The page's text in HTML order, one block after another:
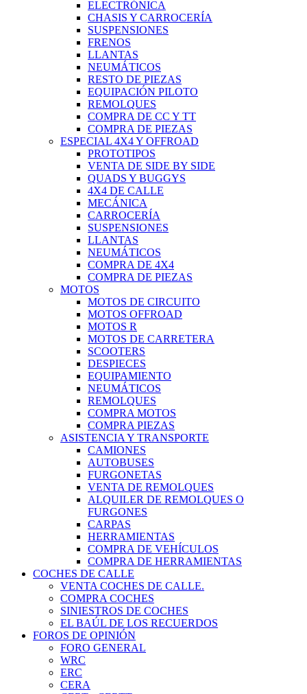
ELECTRÓNICA
CHASIS Y CARROCERÍA
SUSPENSIONES
FRENOS
LLANTAS
NEUMÁTICOS
RESTO DE PIEZAS
EQUIPACIÓN PILOTO
REMOLQUES
COMPRA DE CC Y TT
COMPRA DE PIEZAS
ESPECIAL 4X4 Y OFFROAD
PROTOTIPOS
VENTA DE SIDE BY SIDE
QUADS Y BUGGYS
4X4 DE CALLE
MECÁNICA
CARROCERÍA
SUSPENSIONES
LLANTAS
NEUMÁTICOS
COMPRA DE 4X4
COMPRA DE PIEZAS
MOTOS
MOTOS DE CIRCUITO
MOTOS OFFROAD
MOTOS R
MOTOS DE CARRETERA
SCOOTERS
DESPIECES
EQUIPAMIENTO
NEUMÁTICOS
REMOLQUES
COMPRA MOTOS
COMPRA PIEZAS
ASISTENCIA Y TRANSPORTE
CAMIONES
AUTOBUSES
FURGONETAS
VENTA DE REMOLQUES
ALQUILER DE REMOLQUES O
FURGONES
CARPAS
HERRAMIENTAS
COMPRA DE VEHÍCULOS
COMPRA DE HERRAMIENTAS
COCHES DE CALLE
VENTA COCHES DE CALLE.
COMPRA COCHES
SINIESTROS DE COCHES
EL BAÚL DE LOS RECUERDOS
FOROS DE OPINIÓN
FORO GENERAL
WRC
ERC
CERA